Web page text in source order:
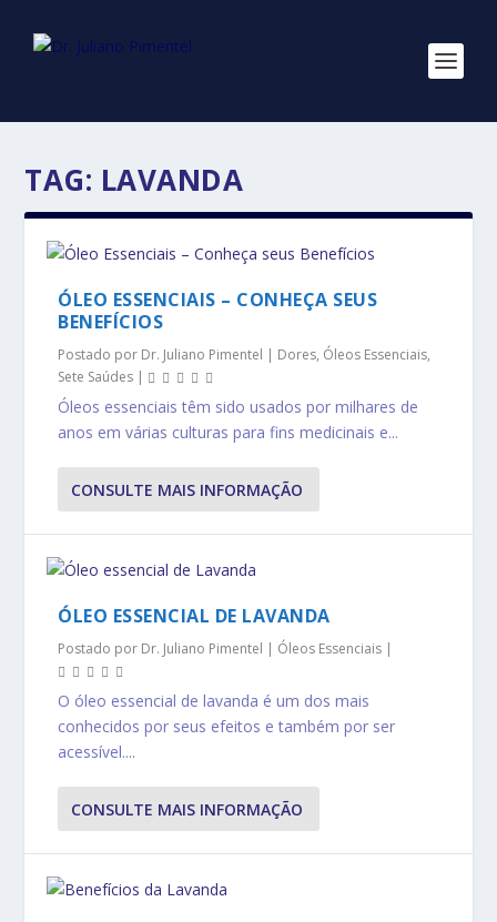
TAG: LAVANDA
ÓLEO ESSENCIAIS – CONHEÇA SEUS
BENEFÍCIOS
Postado por Dr. Juliano Pimentel | Dores, Óleos Essenciais,
Sete Saúdes |
Óleos essenciais têm sido usados ​​por milhares de
anos em várias culturas para fins medicinais e...
CONSULTE MAIS INFORMAÇÃO
ÓLEO ESSENCIAL DE LAVANDA
Postado por Dr. Juliano Pimentel | Óleos Essenciais |
O óleo essencial de lavanda é um dos mais
conhecidos por seus efeitos e também por ser
acessível....
CONSULTE MAIS INFORMAÇÃO